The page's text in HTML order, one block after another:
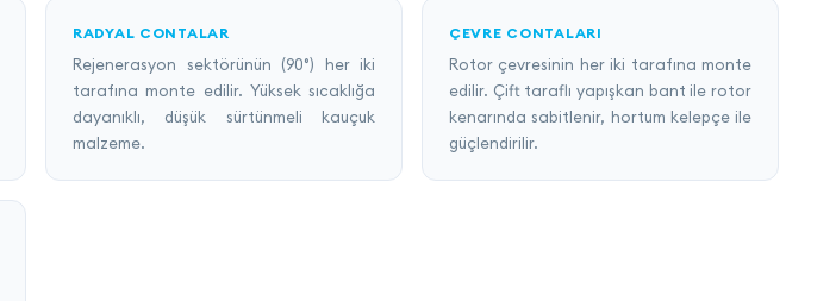
RADYAL CONTALAR
Rejenerasyon sektörünün (90°) her iki
tarafına monte edilir. Yüksek sıcaklığa
dayanıklı, düşük sürtünmeli kauçuk
malzeme.
ÇEVRE CONTALARI
Rotor çevresinin her iki tarafına monte
edilir. Çift taraflı yapışkan bant ile rotor
kenarında sabitlenir, hortum kelepçe ile
güçlendirilir.